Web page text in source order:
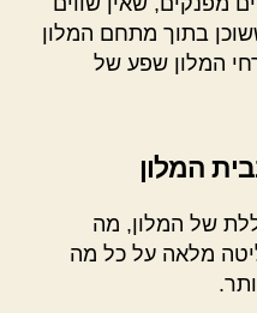
בתוך מתחם המלון
המלון שפע של
המלון
של המלון, מה
מלאה על כל מה